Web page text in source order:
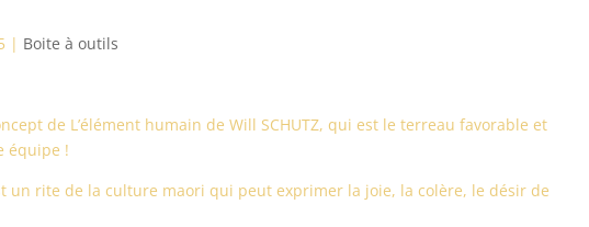
| Boite à outils
de L’élément humain de Will SCHUTZ, qui est le terreau favorable et
équipe !
un rite de la culture maori qui peut exprimer la joie, la colère, le désir de